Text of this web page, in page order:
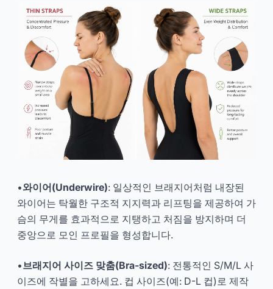
•와이어(Underwire): 일상적인 브래지어처럼 내장된
와이어는 탁월한 구조적 지지력과 리프팅을 제공하여 가
슴의 무게를 효과적으로 지탱하고 처짐을 방지하며 더
중앙으로 모인 프로필을 형성합니다.
•브래지어 사이즈 맞춤(Bra-sized): 전통적인 S/M/L 사
이즈에 작별을 고하세요. 컵 사이즈(예: D-L 컵)로 제작